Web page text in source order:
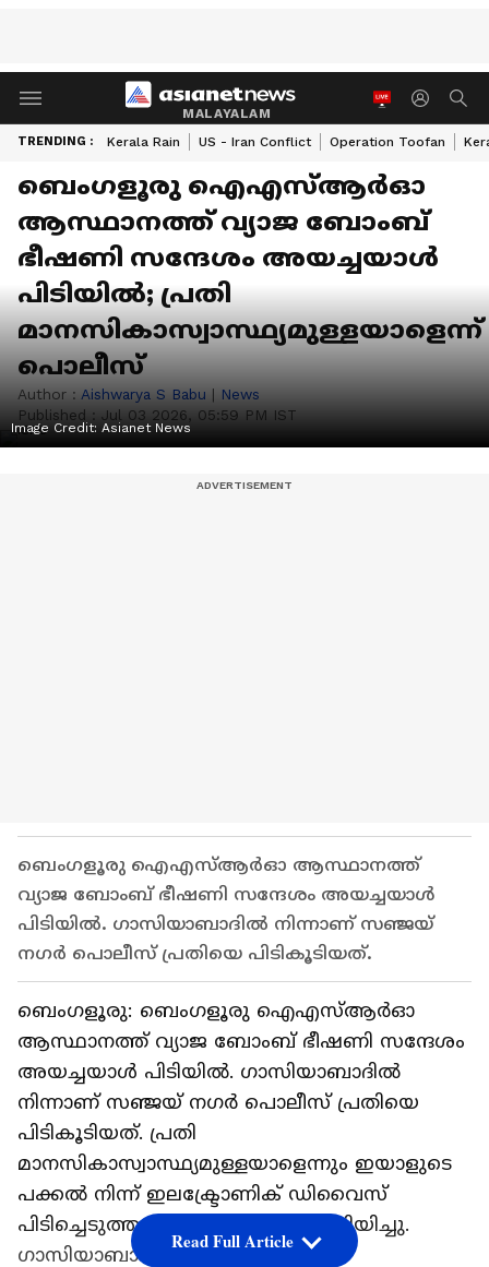
MALAYALAM
TRENDING : Kerala Rain US - Iran Conflict Operation Toofan
ബെം​ഗളൂരു ഐഎസ്ആർഓ
ആസ്ഥാനത്ത് വ്യാജ ബോംബ്
ഭീഷണി സന്ദേശം അയച്ചയാൾ
പിടിയിൽ; പ്രതി
മാനസികാസ്വാസ്ഥ്യമുള്ളയാളെന്ന്
പൊലീസ്
Author : Aishwarya S Babu | News
Published : Jul 03 2026, 05:59 PM IST
Image Credit: Asianet News
ബെം​ഗളൂരു ഐഎസ്ആർഓ ആസ്ഥാനത്ത്
വ്യാജ ബോംബ് ഭീഷണി സന്ദേശം അയച്ചയാൾ
പിടിയിൽ. ഗാസിയാബാദിൽ നിന്നാണ് സഞ്ജയ്
നഗർ പൊലീസ് പ്രതിയെ പിടികൂടിയത്.
ബെം​ഗളൂരു: ബെം​ഗളൂരു ഐഎസ്ആർഓ
ആസ്ഥാനത്ത് വ്യാജ ബോംബ് ഭീഷണി സന്ദേശം
അയച്ചയാൾ പിടിയിൽ. ഗാസിയാബാദിൽ
നിന്നാണ് സഞ്ജയ് നഗർ പൊലീസ് പ്രതിയെ
പിടികൂടിയത്. പ്രതി
മാനസികാസ്വാസ്ഥ്യമുള്ളയാളെന്നും ഇയാളുടെ
പക്കൽ നിന്ന് ഇലക്ട്രോണിക് ഡിവൈസ്
പിടിച്ചെടുത്തതായും പൊലീസ് അറിയിച്ചു.
ഗാസിയാബാദിൽ നിന്ന് ഇയാളെ
Read Full Article